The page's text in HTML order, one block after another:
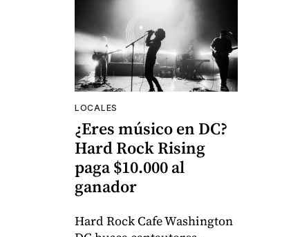
LOCALES
¿Eres músico en DC?
Hard Rock Rising
paga $10.000 al
ganador
Hard Rock Cafe Washington